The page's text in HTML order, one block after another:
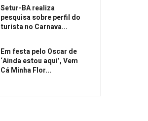
Setur-BA realiza
pesquisa sobre perfil do
turista no Carnava...
Em festa pelo Oscar de
‘Ainda estou aqui’, Vem
Cá Minha Flor...